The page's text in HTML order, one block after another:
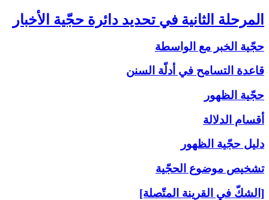
المرحلة الثانية في تحديد دائرة حجّية الأخبار
حجّية الخبر مع الواسطة
قاعدة التسامح في أدلّة السنن
حجّية الظهور
أقسام الدلالة
دليل حجّية الظهور
تشخيص موضوع الحجّية
[الشكّ في القرينة المتّصلة]